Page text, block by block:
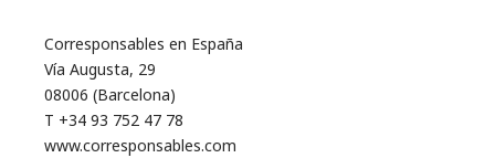
Corresponsables en España
Vía Augusta, 29
08006 (Barcelona)
T +34 93 752 47 78
www.corresponsables.com